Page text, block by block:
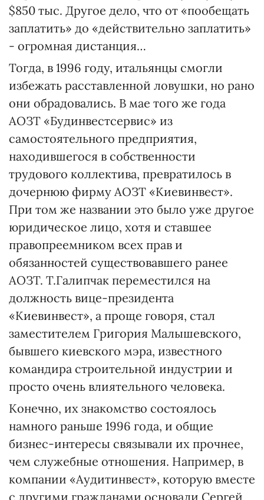
$850 тыс. Другое дело, что от «пообещать
заплатить» до «действительно заплатить»
- огромная дистанция…
Тогда, в 1996 году, итальянцы смогли
избежать расставленной ловушки, но рано
они обрадовались. В мае того же года
АОЗТ «Будинвестсервис» из
самостоятельного предприятия,
находившегося в собственности
трудового коллектива, превратилось в
дочернюю фирму АОЗТ «Киевинвест».
При том же названии это было уже другое
юридическое лицо, хотя и ставшее
правопреемником всех прав и
обязанностей существовавшего ранее
АОЗТ. Т.Галипчак переместился на
должность вице-президента
«Киевинвест», а проще говоря, стал
заместителем Григория Малышевского,
бывшего киевского мэра, известного
командира строительной индустрии и
просто очень влиятельного человека.
Конечно, их знакомство состоялось
намного раньше 1996 года, и общие
бизнес-интересы связывали их прочнее,
чем служебные отношения. Например, в
компании «Аудитинвест», которую вместе
с другими гражданами основали Сергей